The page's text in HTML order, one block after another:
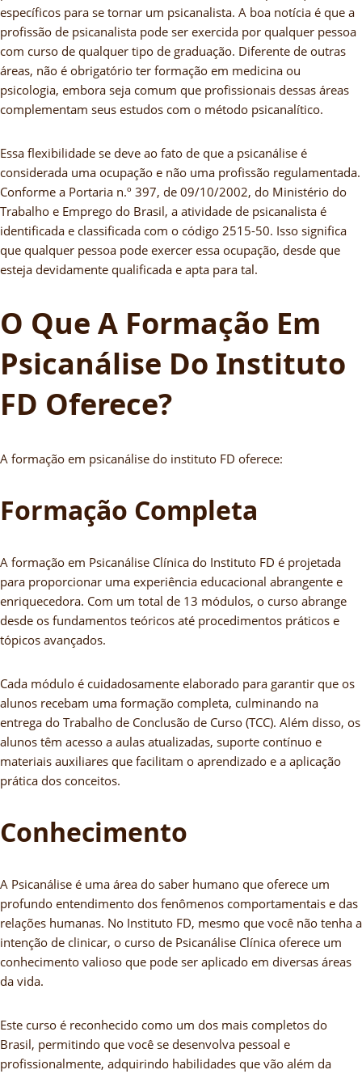
específicos para se tornar um psicanalista. A boa notícia é que a
profissão de psicanalista pode ser exercida por qualquer pessoa
com curso de qualquer tipo de graduação. Diferente de outras
áreas, não é obrigatório ter formação em medicina ou
psicologia, embora seja comum que profissionais dessas áreas
complementam seus estudos com o método psicanalítico.
Essa flexibilidade se deve ao fato de que a psicanálise é
considerada uma ocupação e não uma profissão regulamentada.
Conforme a Portaria n.º 397, de 09/10/2002, do Ministério do
Trabalho e Emprego do Brasil, a atividade de psicanalista é
identificada e classificada com o código 2515-50. Isso significa
que qualquer pessoa pode exercer essa ocupação, desde que
esteja devidamente qualificada e apta para tal.
O Que A Formação Em
Psicanálise Do Instituto
FD Oferece?
A formação em psicanálise do instituto FD oferece:
Formação Completa
A formação em Psicanálise Clínica do Instituto FD é projetada
para proporcionar uma experiência educacional abrangente e
enriquecedora. Com um total de 13 módulos, o curso abrange
desde os fundamentos teóricos até procedimentos práticos e
tópicos avançados.
Cada módulo é cuidadosamente elaborado para garantir que os
alunos recebam uma formação completa, culminando na
entrega do Trabalho de Conclusão de Curso (TCC). Além disso, os
alunos têm acesso a aulas atualizadas, suporte contínuo e
materiais auxiliares que facilitam o aprendizado e a aplicação
prática dos conceitos.
Conhecimento
A Psicanálise é uma área do saber humano que oferece um
profundo entendimento dos fenômenos comportamentais e das
relações humanas. No Instituto FD, mesmo que você não tenha a
intenção de clinicar, o curso de Psicanálise Clínica oferece um
conhecimento valioso que pode ser aplicado em diversas áreas
da vida.
Este curso é reconhecido como um dos mais completos do
Brasil, permitindo que você se desenvolva pessoal e
profissionalmente, adquirindo habilidades que vão além da